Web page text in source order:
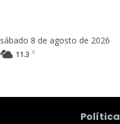
sábado 8 de agosto de 2026
11.3 C
Política